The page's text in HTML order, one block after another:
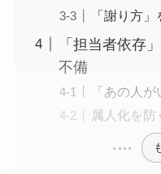
「謝り方
「担当者依存
不備
「あの人
属人化を